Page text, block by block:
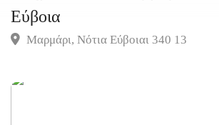
Όλες οι Κατηγορίες
Αναζήτηση
Εύβοια
Μαρμάρι, Νότια Εύβοιαι 340 13